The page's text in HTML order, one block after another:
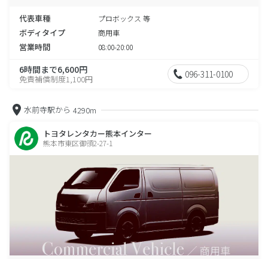
代表車種 プロボックス 等
ボディタイプ 商用車
営業時間 08:00-20:00
6時間まで6,600円
免責補償制度1,100円 096-311-0100
水前寺駅から 4290m
トヨタレンタカー熊本インター
熊本市東区御領2-27-1